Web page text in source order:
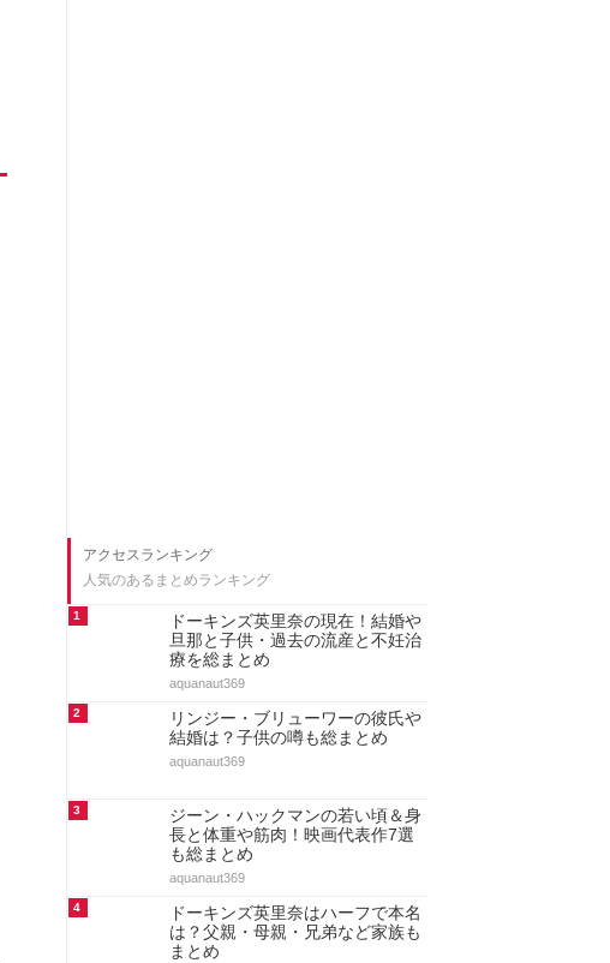
アクセスランキング
人気のあるまとめランキング
1
ドーキンズ英里奈の現在！結婚や
旦那と子供・過去の流産と不妊治
療を総まとめ
aquanaut369
2
リンジー・ブリューワーの彼氏や
結婚は？子供の噂も総まとめ
aquanaut369
3
ジーン・ハックマンの若い頃＆身
長と体重や筋肉！映画代表作7選
も総まとめ
aquanaut369
4
ドーキンズ英里奈はハーフで本名
は？父親・母親・兄弟など家族も
まとめ